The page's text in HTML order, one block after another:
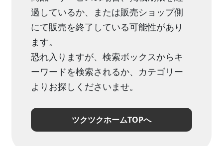
過しているか、または販売ショップ側
にて販売を終了している可能性があり
ます。
恐れ入りますが、検索ボックスからキ
ーワードを検索されるか、カテゴリー
よりお探しくださいませ。
ツクツクホームTOPへ